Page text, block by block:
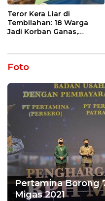
Teror Kera Liar di
Tembilahan: 18 Warga
Jadi Korban Ganas,
Foto
Pertamina Borong
Migas 2021